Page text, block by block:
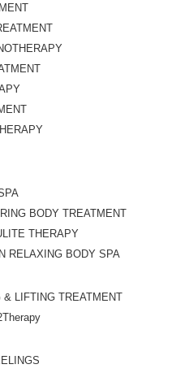
BODY TREATMENT
THERAPY
RELAXING BODY SPA
LIFTING TREATMENT